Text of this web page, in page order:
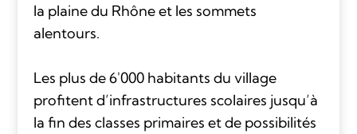
la plaine du Rhône et les sommets
alentours.
Les plus de 6'000 habitants du village
profitent d’infrastructures scolaires jusqu’à
la fin des classes primaires et de possibilités